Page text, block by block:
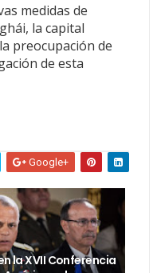
medidas de
la capital
preocupación de
de esta
Google+
la XVII Conferencia